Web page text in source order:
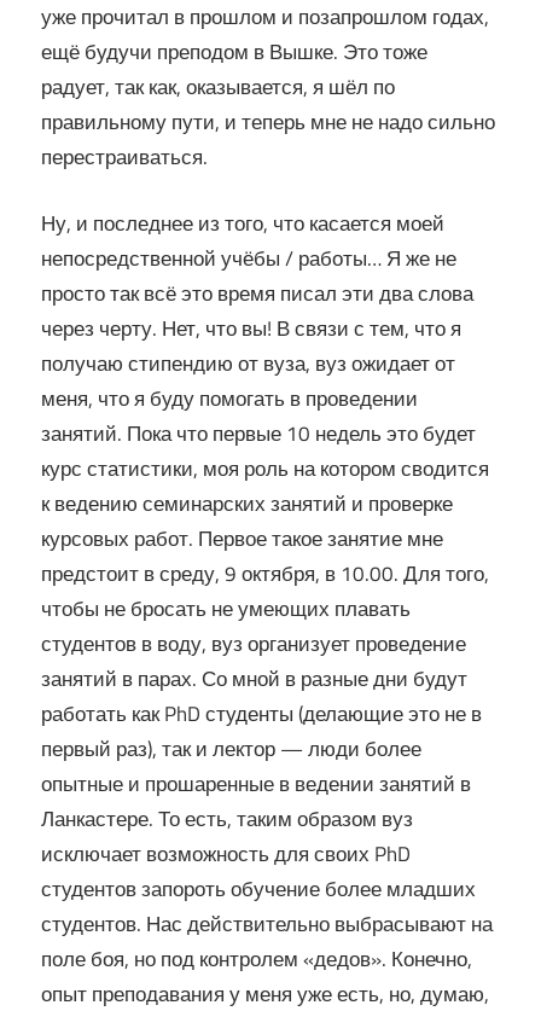
уже прочитал в прошлом и позапрошлом годах,
ещё будучи преподом в Вышке. Это тоже
радует, так как, оказывается, я шёл по
правильному пути, и теперь мне не надо сильно
перестраиваться.
Ну, и последнее из того, что касается моей
непосредственной учёбы / работы… Я же не
просто так всё это время писал эти два слова
через черту. Нет, что вы! В связи с тем, что я
получаю стипендию от вуза, вуз ожидает от
меня, что я буду помогать в проведении
занятий. Пока что первые 10 недель это будет
курс статистики, моя роль на котором сводится
к ведению семинарских занятий и проверке
курсовых работ. Первое такое занятие мне
предстоит в среду, 9 октября, в 10.00. Для того,
чтобы не бросать не умеющих плавать
студентов в воду, вуз организует проведение
занятий в парах. Со мной в разные дни будут
работать как PhD студенты (делающие это не в
первый раз), так и лектор — люди более
опытные и прошаренные в ведении занятий в
Ланкастере. То есть, таким образом вуз
исключает возможность для своих PhD
студентов запороть обучение более младших
студентов. Нас действительно выбрасывают на
поле боя, но под контролем «дедов». Конечно,
опыт преподавания у меня уже есть, но, думаю,